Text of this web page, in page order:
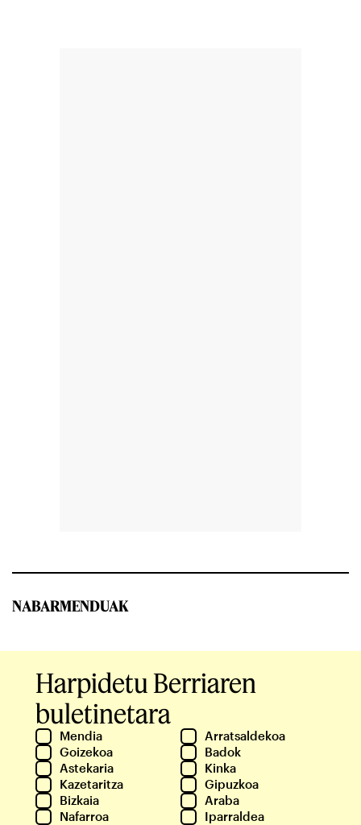
NABARMENDUAK
Harpidetu Berriaren
buletinetara
Mendia
Arratsaldekoa
Goizekoa
Badok
Astekaria
Kinka
Kazetaritza
Gipuzkoa
Bizkaia
Araba
Nafarroa
Iparraldea